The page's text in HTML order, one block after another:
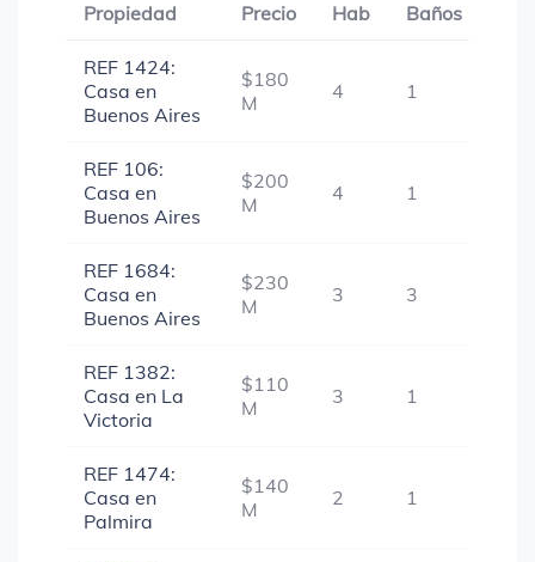
Propiedad
Precio Hab Baños
REF 1424:
Casa en
Buenos Aires
$180
M
4 1
REF 106:
Casa en
Buenos Aires
$200
M
4 1
REF 1684:
Casa en
Buenos Aires
$230
M
3 3
REF 1382:
Casa en La
Victoria
$110
M
3 1
REF 1474:
Casa en
Palmira
$140
M
2 1